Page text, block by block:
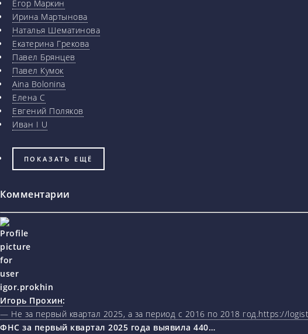
Егор Маркин
Ирина Мартынова
Наталья Шематинова
Екатерина Грекова
Павел Брянцев
Павел Кумок
Aina Bolonina
Елена С
Евгений Поляков
Иван I U
ПОКАЗАТЬ ЕЩЁ
Комментарии
Игорь Прохин:
— Не за первый квартал 2025, а за период с 2016 по 2018 год.https://
ФНС за первый квартал 2025 года выявила 440…